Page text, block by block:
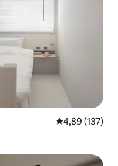
4,89 de uma
4,89 (137)